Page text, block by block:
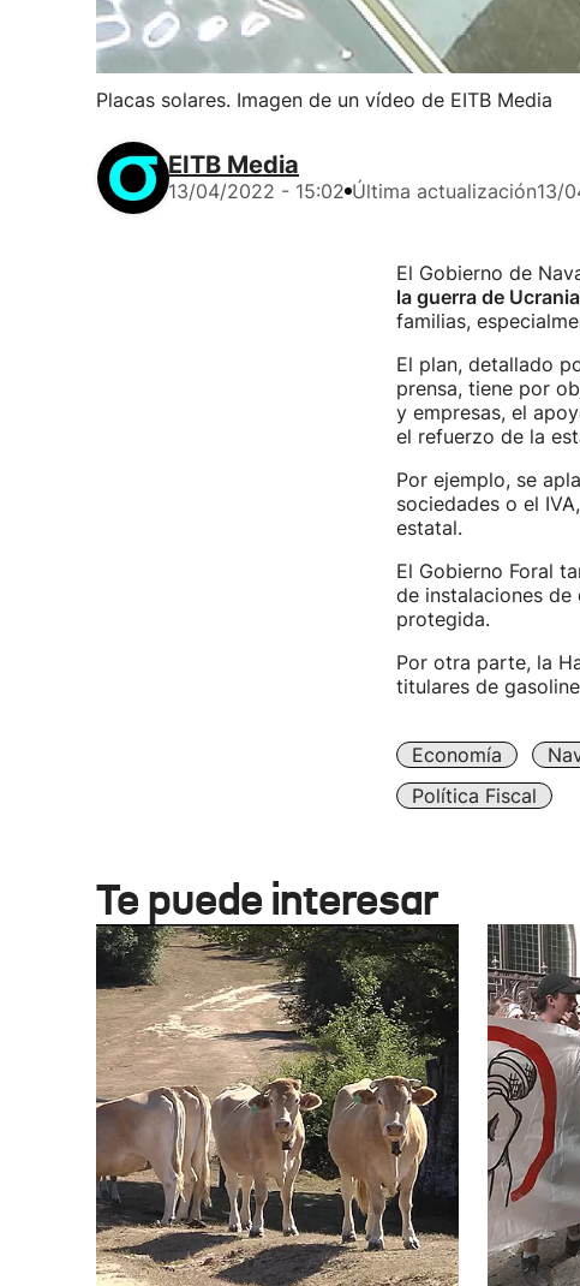
Placas solares. Imagen de un vídeo de EITB Media
EITB Media
13/04/2022 - 15:02 Última actualización13/
El Gobierno de
la guerra de Ucrania
familias,
El plan, detallado
prensa, tiene por
y empresas, el
el refuerzo de la
Por ejemplo, se
sociedades o el
estatal.
El Gobierno Foral
de instalaciones
protegida.
Por otra parte, la
titulares de
Economía
Política Fiscal
Te puede interesar